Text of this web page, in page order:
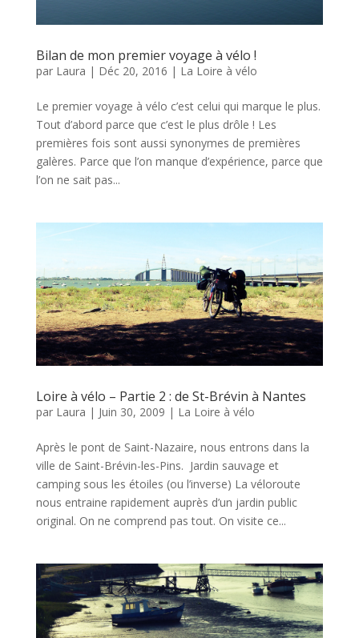
Bilan de mon premier voyage à vélo !
par Laura | Déc 20, 2016 | La Loire à vélo
Le premier voyage à vélo c’est celui qui marque le plus.
Tout d’abord parce que c’est le plus drôle ! Les
premières fois sont aussi synonymes de premières
galères. Parce que l’on manque d’expérience, parce que
l’on ne sait pas...
Loire à vélo – Partie 2 : de St-Brévin à Nantes
par Laura | Juin 30, 2009 | La Loire à vélo
Après le pont de Saint-Nazaire, nous entrons dans la
ville de Saint-Brévin-les-Pins. Jardin sauvage et
camping sous les étoiles (ou l’inverse) La véloroute
nous entraine rapidement auprès d’un jardin public
original. On ne comprend pas tout. On visite ce...